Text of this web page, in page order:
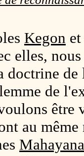
Kegon
elles,
doctrine
de
être
au
Mahayana